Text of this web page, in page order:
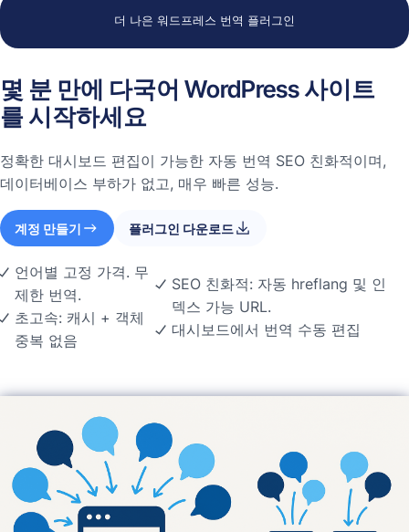
더 나은 워드프레스 번역 플러그인
몇 분 만에 다국어 WordPress 사이트
를 시작하세요
정확한 대시보드 편집이 가능한 자동 번역 SEO 친화적이며,
데이터베이스 부하가 없고, 매우 빠른 성능.
계정 만들기 플러그인 다운로드
언어별 고정 가격. 무
제한 번역.
초고속: 캐시 + 객체
중복 없음
SEO 친화적: 자동 hreflang 및 인
덱스 가능 URL.
대시보드에서 번역 수동 편집